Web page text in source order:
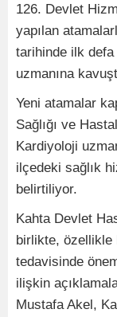
126. Devlet
yapılan
tarihinde ilk
uzmanına
Yeni atamalar
Sağlığı ve
Kardiyoloji
ilçedeki sağlık
belirtiliyor.
Kahta Devlet
birlikte, özellikle
tedavisinde
ilişkin
Mustafa Akel,